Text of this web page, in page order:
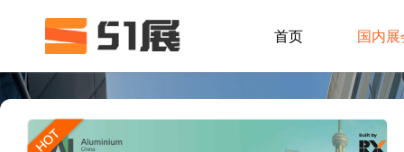
首页 国内展